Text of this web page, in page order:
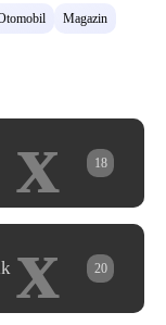
Magazin
x 18
x 20